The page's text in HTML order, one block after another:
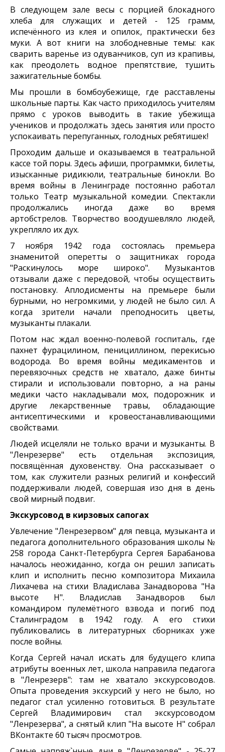
В следующем зале весы с порцией блокадного
хлеба для служащих и детей - 125 грамм,
испечённого из клея и опилок, практически без
муки. А вот книги на злободневные темы: как
сварить варенье из одуванчиков, суп из крапивы,
как преодолеть водное препятствие, тушить
зажигательные бомбы.
Мы прошли в бомбоубежище, где расставлены
школьные парты. Как часто приходилось учителям
прямо с уроков выводить в такие убежища
учеников и продолжать здесь занятия или просто
успокаивать перепуганных, голодных ребятишек!
Проходим дальше и оказываемся в театральной
кассе той поры. Здесь афиши, программки, билеты,
изысканные ридикюли, театральные бинокли. Во
время войны в Ленинграде постоянно работал
только Театр музыкальной комедии. Спектакли
продолжались иногда даже во время
артобстрелов. Творчество воодушевляло людей,
укрепляло их дух.
7 ноября 1942 года состоялась премьера
знаменитой оперетты о защитниках города
"Раскинулось море широко". Музыкантов
отзывали даже с передовой, чтобы осуществить
постановку. Аплодисменты на премьере были
бурными, но негромкими, у людей не было сил. А
когда зрители начали преподносить цветы,
музыканты плакали.
Потом нас ждал военно-полевой госпиталь, где
пахнет фурацилином, пенициллином, перекисью
водорода. Во время войны медикаментов и
перевязочных средств не хватало, даже бинты
стирали и использовали повторно, а на раны
медики часто накладывали мох, подорожник и
другие лекарственные травы, обладающие
антисептическими и кровеостанавливающими
свойствами.
Людей исцеляли не только врачи и музыканты. В
"Ленрезерве" есть отдельная экспозиция,
посвящённая духовенству. Она рассказывает о
том, как служители разных религий и конфессий
поддерживали людей, совершая изо дня в день
свой мирный подвиг.
Экскурсовод в кирзовых сапогах
Увлечение "Ленрезервом" для певца, музыканта и
педагога дополнительного образования школы №
258 города Санкт-Петербурга Сергея Барабанова
началось неожиданно, когда он решил записать
клип и исполнить песню композитора Михаила
Лихачева на стихи Владислава Занадворова "На
высоте H". Владислав Занадворов был
командиром пулемётного взвода и погиб под
Сталинградом в 1942 году. А его стихи
публиковались в литературных сборниках уже
после войны.
Когда Сергей начал искать для будущего клипа
атрибуты военных лет, школа направила педагога
в "Ленрезерв": там не хватало экскурсоводов.
Опыта проведения экскурсий у него не было, но
педагог стал усиленно готовиться. В результате
Сергей Владимирович стал экскурсоводом
"Ленрезерва", а снятый клип "На высоте H" собрал
ВКонтакте 60 тысяч просмотров.